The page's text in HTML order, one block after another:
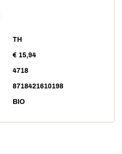
TH
€ 15,94
4718
8718421610198
BIO